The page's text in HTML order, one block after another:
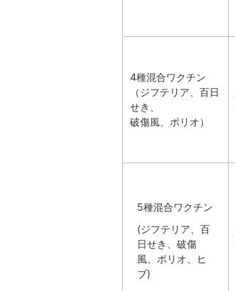
4種混合ワクチン
（ジフテリア、百日
せき、
破傷風、ポリオ）
5種混合ワクチン
(ジフテリア、百
日せき、破傷
風、ポリオ、ヒ
ブ)